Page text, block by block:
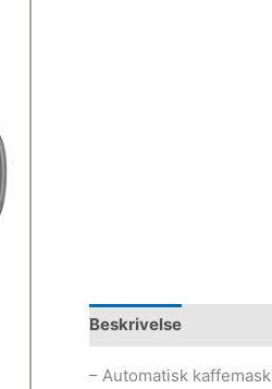
Beskrivelse
– Automatisk